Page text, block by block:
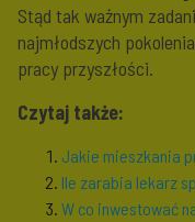
Stąd tak ważnym
najmłodszych
pracy przyszłości.
Czytaj także:
Jakie mieszkania
Ile zarabia lekarz
W co inwestować